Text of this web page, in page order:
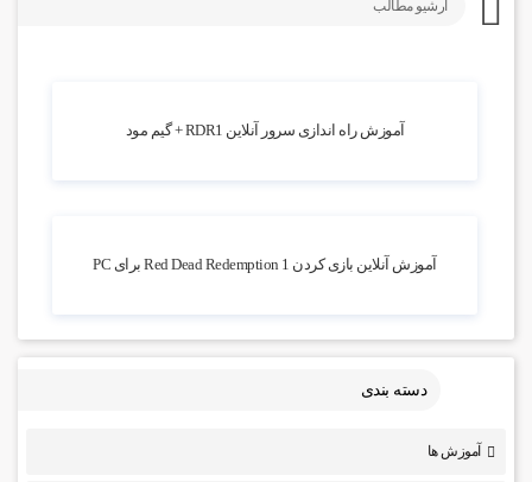
آرشیو مطالب
آموزش راه اندازی سرور آنلاین RDR1 + گیم مود
آموزش آنلاین بازی کردن Red Dead Redemption 1 برای PC
دسته بندی
آموزش ها